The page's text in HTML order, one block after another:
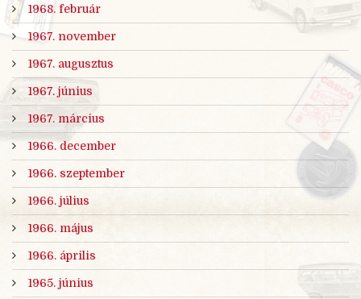
1968. február
1967. november
1967. augusztus
1967. június
1967. március
1966. december
1966. szeptember
1966. július
1966. május
1966. április
1965. június